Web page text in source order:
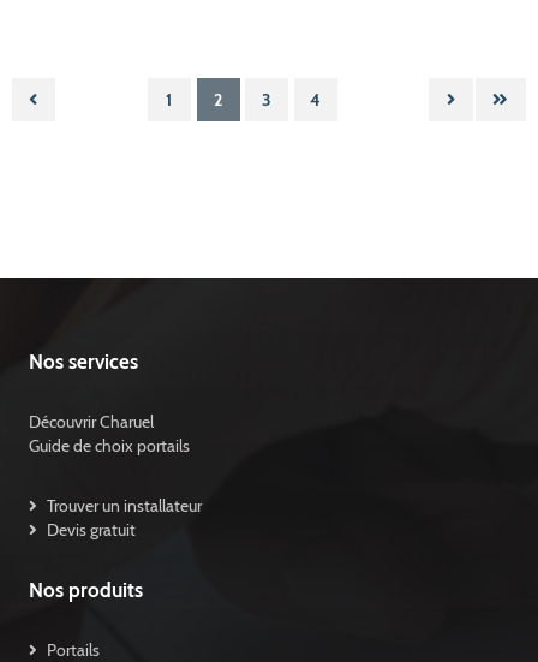
1 2 3 4
Nos services
Découvrir Charuel
Guide de choix portails
Trouver un installateur
Devis gratuit
Nos produits
Portails